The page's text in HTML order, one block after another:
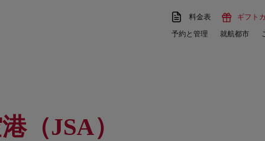
料金表 ギフト
予約と管理 就航都市
（JSA）